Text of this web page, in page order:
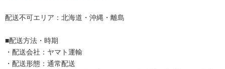
配送不可エリア：北海道・沖縄・離島
■配送方法・時期
・配送会社：ヤマト運輸
・配送形態：通常配送